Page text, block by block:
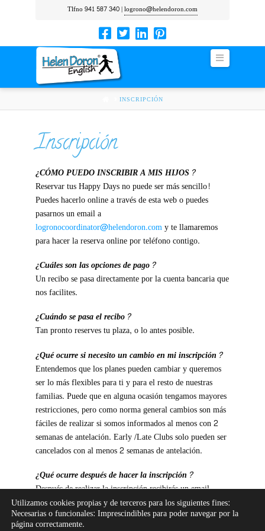
Tlfno 941 587 340 |logrono@helendoron.com
Navigation
HOME
INSCRIPCIÓN
Inscripción
¿CÓMO PUEDO INSCRIBIR A MIS HIJOS?
Reservar tus Happy Days no puede ser más sencillo!
Puedes hacerlo online a través de esta web o puedes
pasarnos un email a
logronocoordinator@helendoron.comy te llamaremos
para hacer la reserva online por teléfono contigo.
¿Cuáles son las opciones de pago?
Un recibo se pasa directamente por la cuenta bancaria que
nos facilites.
¿Cuándo se pasa el recibo?
Tan pronto reserves tu plaza, o lo antes posible.
¿Qué ocurre si necesito un cambio en mi inscripción?
Entendemos que los planes pueden cambiar y queremos
ser lo más flexibles para ti y para el resto de nuestras
familias. Puede que en alguna ocasión tengamos mayores
restricciones, pero como norma general cambios son más
fáciles de realizar si somos informados al menos con 2
semanas de antelación. Early /Late Clubs solo pueden ser
cancelados con al menos 2 semanas de antelación.
¿Qué ocurre después de hacer la inscripción?
Después de realizar la inscripción recibirás un email
confirmando tu plaza con todos los detalles. Por favor
asegúrate de revisarlo y si hay algo incorrecto,
Utilizamos cookies propias y de terceros para los siguientes fines:
Necesarias o funcionales: Imprescindibles para poder navegar por la
página correctamente.